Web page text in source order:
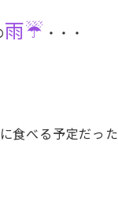
雨☔ ・・・
食べる予定だった